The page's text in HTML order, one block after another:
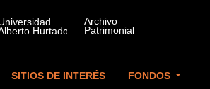
SITIOS DE INTERÉS FONDOS